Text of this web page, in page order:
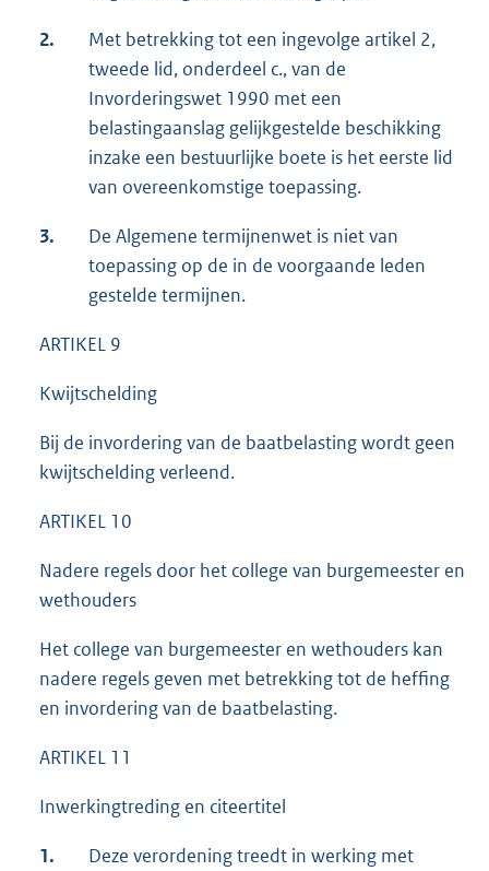
2.
Met betrekking tot een ingevolge artikel 2,
tweede lid, onderdeel c., van de
Invorderingswet 1990 met een
belastingaanslag gelijkgestelde beschikking
inzake een bestuurlijke boete is het eerste lid
van overeenkomstige toepassing.
3.
De Algemene termijnenwet is niet van
toepassing op de in de voorgaande leden
gestelde termijnen.
ARTIKEL 9
Kwijtschelding
Bij de invordering van de baatbelasting wordt geen
kwijtschelding verleend.
ARTIKEL 10
Nadere regels door het college van burgemeester en
wethouders
Het college van burgemeester en wethouders kan
nadere regels geven met betrekking tot de heffing
en invordering van de baatbelasting.
ARTIKEL 11
Inwerkingtreding en citeertitel
1.
Deze verordening treedt in werking met